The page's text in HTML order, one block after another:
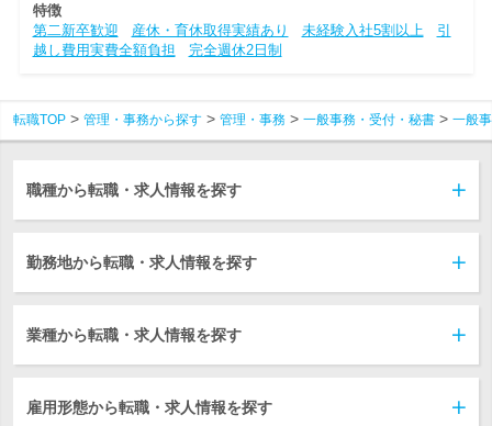
特徴
第二新卒歓迎
産休・育休取得実績あり 未経験入社5割以上
引
越し費用実費全額負担
完全週休2日制
転職TOP 管理・事務から探す 管理・事務 一般事務・受付・秘書 一般
職種から転職・求人情報を探す
勤務地から転職・求人情報を探す
業種から転職・求人情報を探す
雇用形態から転職・求人情報を探す